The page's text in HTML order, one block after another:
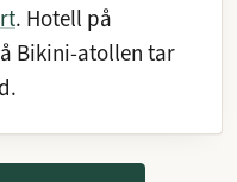
. Hotell på
Bikini-atollen tar